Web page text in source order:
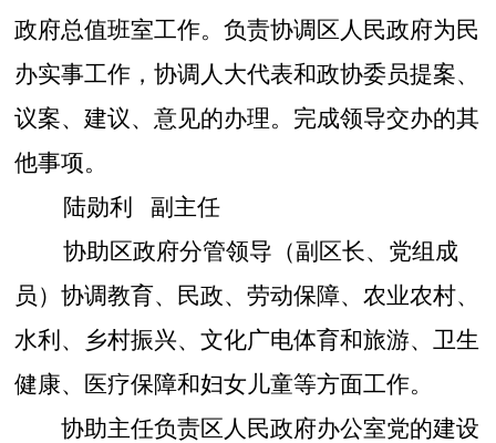
政府总值班室工作。负责协调区人民政府为民
办实事工作， 协调人大代表和政协委员提案、
议案、建议、意见的办理。完成领导交办的其
他事项。
陆勋利
副主任
协助区政府分管领导（副区长、党组成
员）协调教育、 民政、 劳动保障、 农业农村、
水利、
乡村振兴、 文化广电体育和旅游、 卫生
健康、医疗保障和妇女儿童等方面工作。
协助主任负责区人民政府办公室党的建设